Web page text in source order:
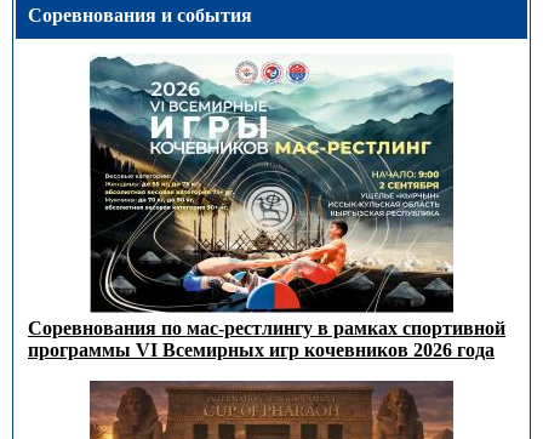
Соревнования и события
Соревнования по мас-рестлингу в рамках спортивной
программы VI Всемирных игр кочевников 2026 года